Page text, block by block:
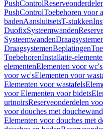
PushControl
PushControlToebehoren voor
badenAansluitsetsT-stukken
DuofixSysteemwanden
Systeemwanden
DraagsystemenBeplatingen
ToebehorenInstallatie-
elementenElementen voor wc's
voor wc'sElementen voor
Elementen voor wastafels
voor Elementen voor bidets
urinoirsReserveonderdelen
voor douches met
Elementen voor douches met